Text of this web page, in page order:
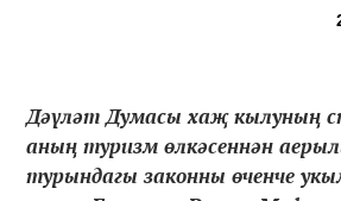
Дәүләт Думасы хаҗ кылуның
аның туризм өлкәсеннән
турындагы законны өченче